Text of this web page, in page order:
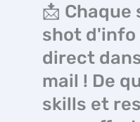
📩 Chaque
shot
direct
mail ! De
skills et